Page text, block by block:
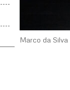
Marco da